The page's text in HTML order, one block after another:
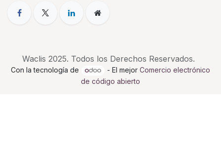
Waclis 2025. Todos los Derechos Reservados.
Con la tecnología de - El mejor Comercio electrónico
de código abierto